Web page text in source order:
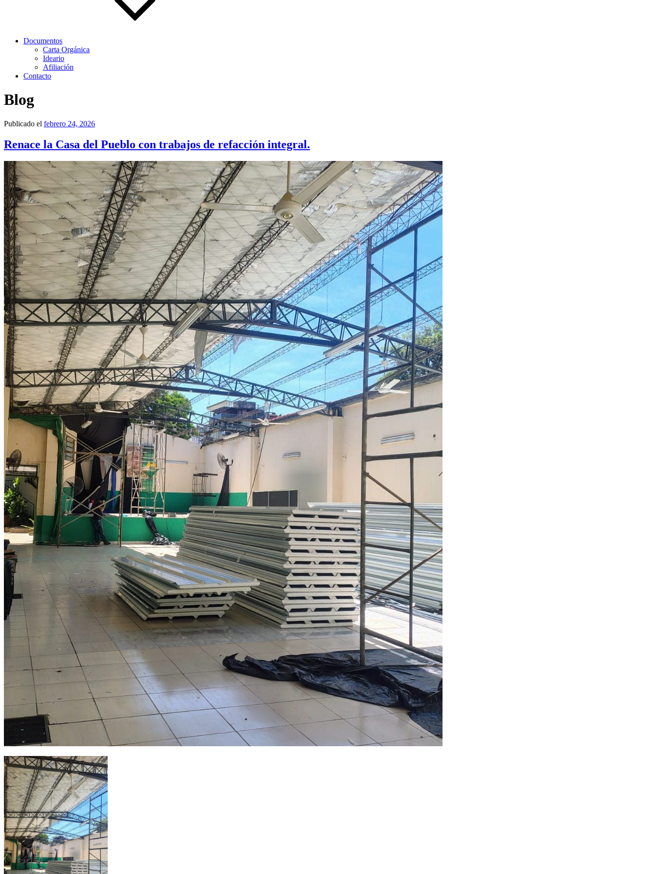
Documentos
Carta Orgánica
Ideario
Afiliación
Contacto
Blog
Publicado el febrero 24, 2026
Renace la Casa del Pueblo con trabajos de refacción integral.